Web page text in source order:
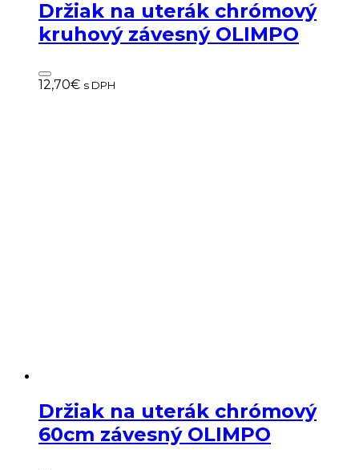
Držiak na uterák chrómový
kruhový závesný OLIMPO
12,70€ s DPH
Držiak na uterák chrómový
60cm závesný OLIMPO